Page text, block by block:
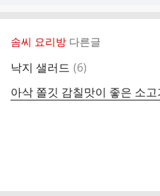
솜씨 요리방 다른글
낙지 샐러드 댓
(6)
아삭 쫄깃 감칠맛이 좋은 소